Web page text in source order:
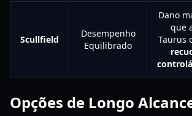
Scullfield
Desempenho
Equilibrado
Dano
que
Taurus
Opções de Longo